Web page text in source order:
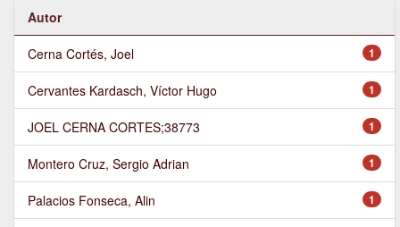
Autor
1
Cerna Cortés, Joel
1
Cervantes Kardasch, Víctor Hugo
1
JOEL CERNA CORTES;38773
1
Montero Cruz, Sergio Adrian
1
Palacios Fonseca, Alin